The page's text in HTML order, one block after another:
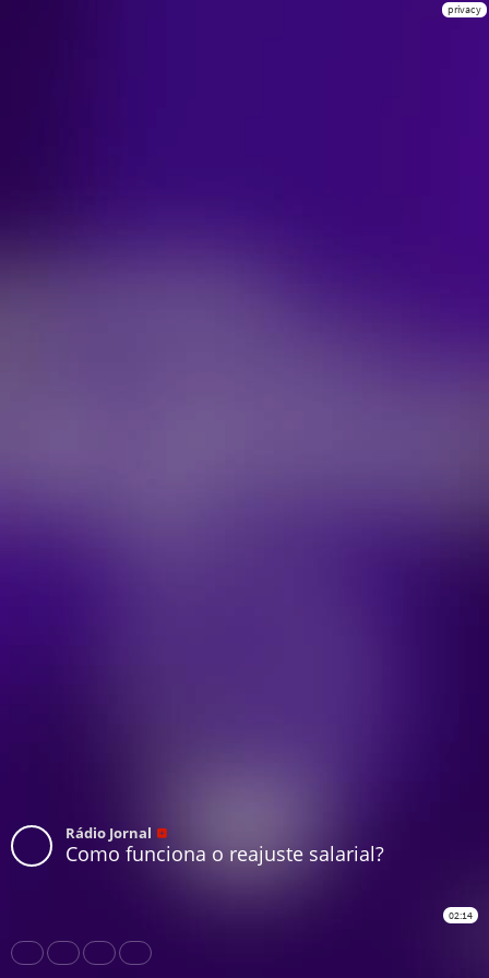
privacy
Rádio Jornal
Como funciona o reajuste salarial?
02:14
Share Like